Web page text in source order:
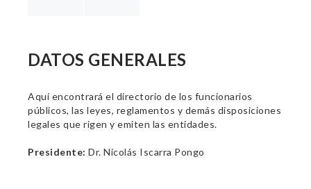
DATOS GENERALES
Aquí encontrará el directorio de los funcionarios
públicos, las leyes, reglamentos y demás disposiciones
legales que rigen y emiten las entidades.
Presidente: Dr. Nicolás Iscarra Pongo